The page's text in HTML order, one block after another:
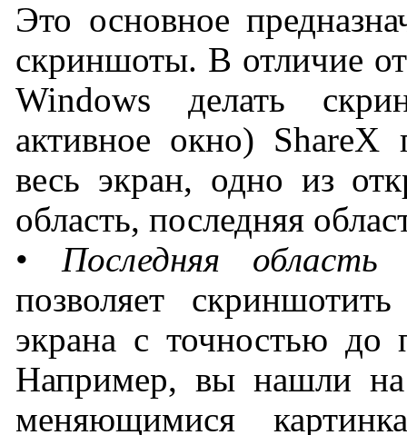
Это основное
скриншоты. В отличие
Windows делать
активное окно) ShareX
весь экран, одно из
область, последняя
• Последняя область
позволяет
экрана с точностью до
Например, вы нашли на
меняющимися